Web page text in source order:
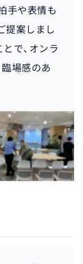
手や表情も
提案しまし
で、オンラ
場感のあ